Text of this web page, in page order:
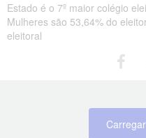
Estado é o 7º maior colégio
Mulheres são 53,64% do
eleitoral